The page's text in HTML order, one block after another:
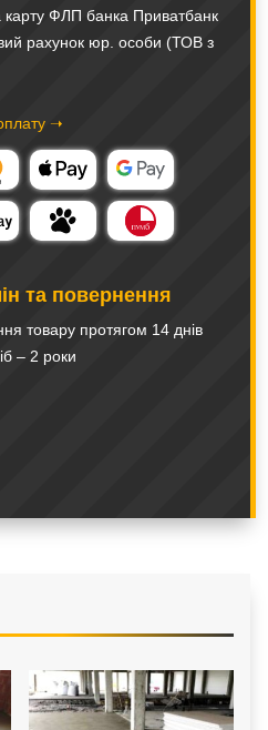
карту ФЛП банка Приватбанк
рахунок юр. особи (ТОВ з
➝
та повернення
товару протягом 14 днів
– 2 роки